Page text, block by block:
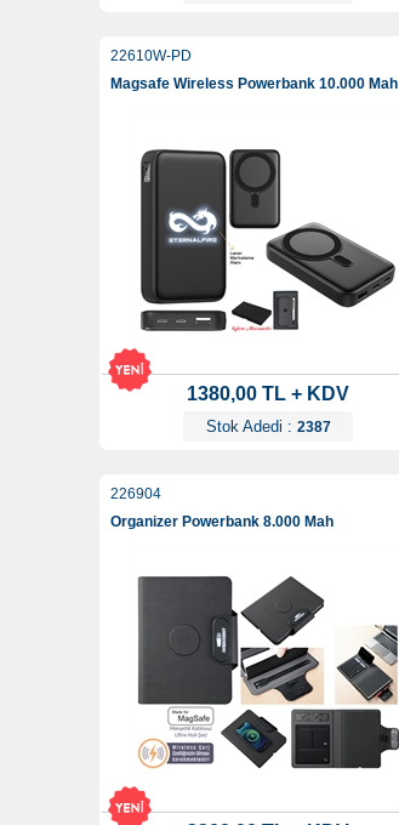
22610W-PD
Magsafe Wireless Powerbank 10.000 Mah
1380,00 TL + KDV
Stok Adedi : 2387
226904
Organizer Powerbank 8.000 Mah